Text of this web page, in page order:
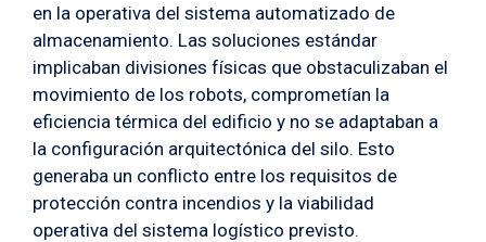
en la operativa del sistema automatizado de
almacenamiento. Las soluciones estándar
implicaban divisiones físicas que obstaculizaban el
movimiento de los robots, comprometían la
eficiencia térmica del edificio y no se adaptaban a
la configuración arquitectónica del silo. Esto
generaba un conflicto entre los requisitos de
protección contra incendios y la viabilidad
operativa del sistema logístico previsto.